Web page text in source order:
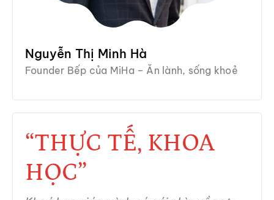
Nguyễn Thị Minh Hà
Founder Bếp của MiHa – Ăn lành, sống khoẻ
“THỰC TẾ, KHOA
HỌC”